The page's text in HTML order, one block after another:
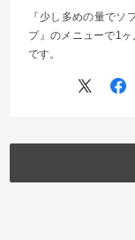
『少し多めの量でソ
プ』のメニューで1
です。